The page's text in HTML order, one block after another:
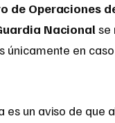
de Operaciones
Nacional se
únicamente en
un aviso de que